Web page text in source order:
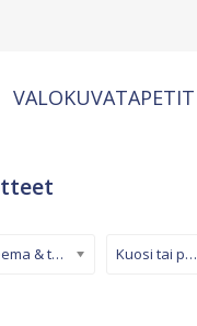
VALOKUVATAPETIT
Teema & tyyli Kuosi tai pinta